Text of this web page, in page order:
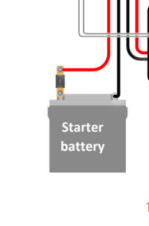
Incarcatoare acumulatori
Panouri fotovoltaice si
Sisteme prindere
fotovoltaice
Accesorii
Invertoare